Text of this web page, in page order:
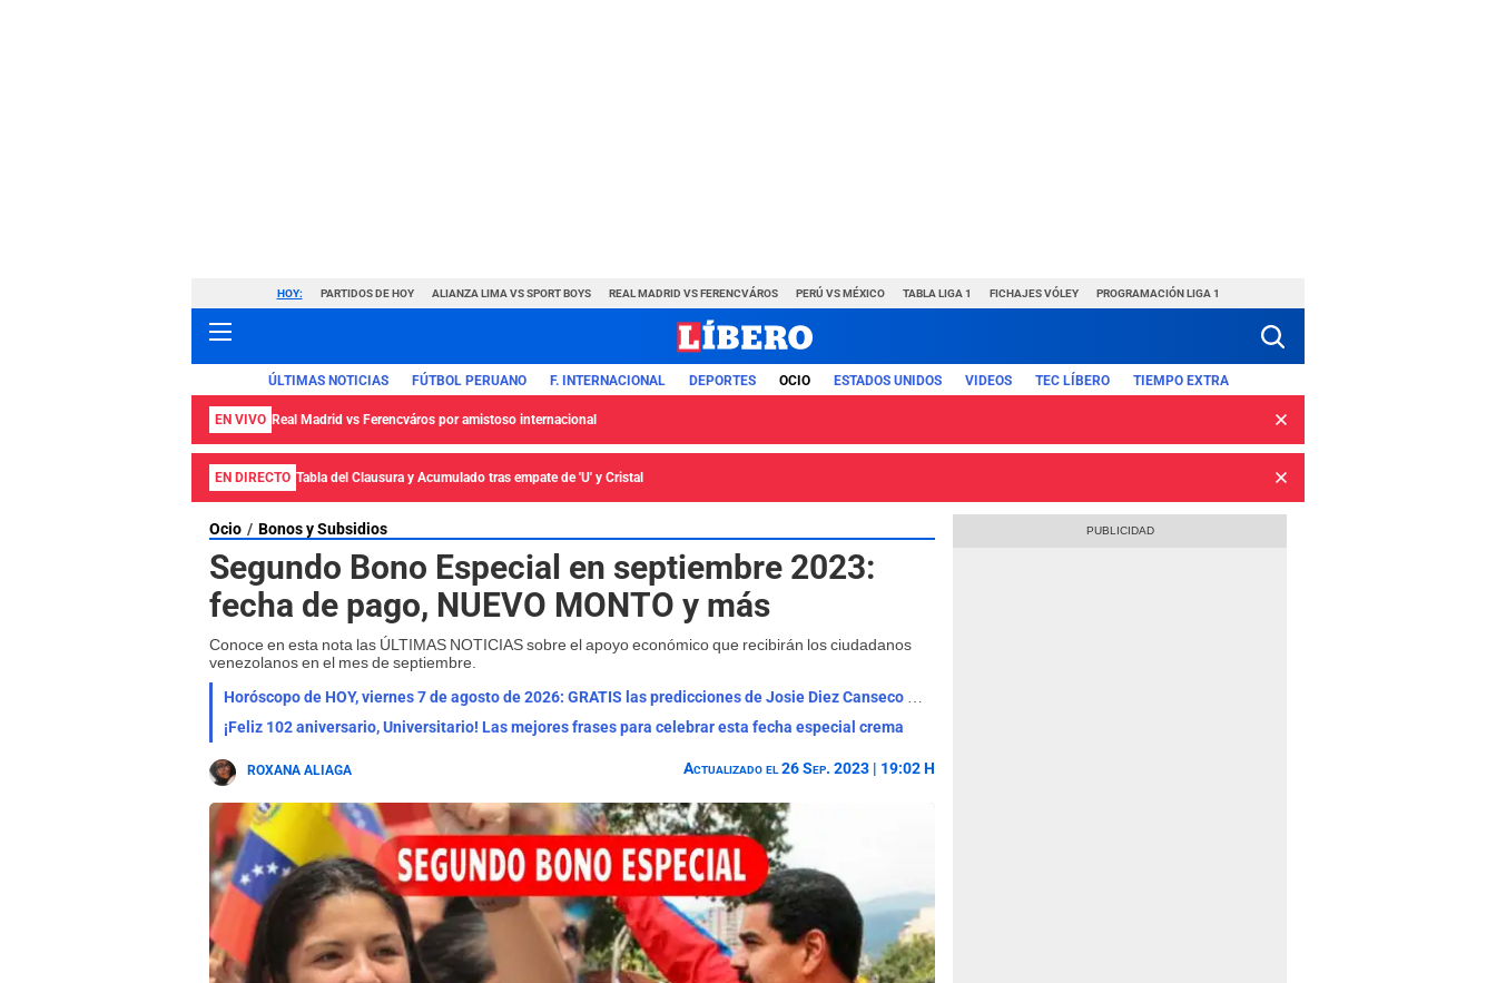
HOY: PARTIDOS DE HOY ALIANZA LIMA VS SPORT BOYS REAL MADRID VS FERENCVÁROS PERÚ VS MÉXICO TABLA LIGA 1 FICHAJES VÓLEY PROGRAMACIÓN LIGA 1
ÚLTIMAS NOTICIAS FÚTBOL PERUANO F. INTERNACIONAL DEPORTES OCIO ESTADOS UNIDOS VIDEOS TEC LÍBERO TIEMPO EXTRA
EN VIVO Real Madrid vs Ferencváros por amistoso internacional
EN DIRECTO Tabla del Clausura y Acumulado tras empate de 'U' y Cristal
Ocio Bonos y Subsidios
Segundo Bono Especial en septiembre 2023:
fecha de pago, NUEVO MONTO y más
Conoce en esta nota las ÚLTIMAS NOTICIAS sobre el apoyo económico que recibirán los ciudadanos
venezolanos en el mes de septiembre.
Horóscopo de HOY, viernes 7 de agosto de 2026: GRATIS las predicciones de Josie Diez Canseco para tu signo
¡Feliz 102 aniversario, Universitario! Las mejores frases para celebrar esta fecha especial crema
ROXANA ALIAGA Actualizado el 26 Sep. 2023 | 19:02 H